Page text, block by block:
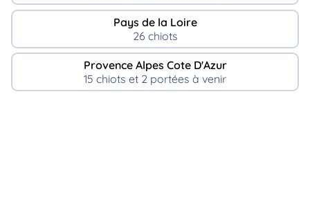
Pays de la Loire
26 chiots
Provence Alpes Cote D'Azur
15 chiots et 2 portées à venir